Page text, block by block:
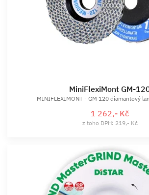
MiniFlexiMont GM-
MINIFLEXIMONT - GM 120 diamantový
1 262,- Kč
z toho DPH: 219,- Kč